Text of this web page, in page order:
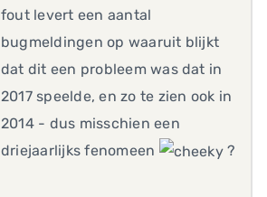
fout levert een aantal
bugmeldingen op waaruit blijkt
dat dit een probleem was dat in
2017 speelde, en zo te zien ook in
2014 - dus misschien een
driejaarlijks fenomeen
?